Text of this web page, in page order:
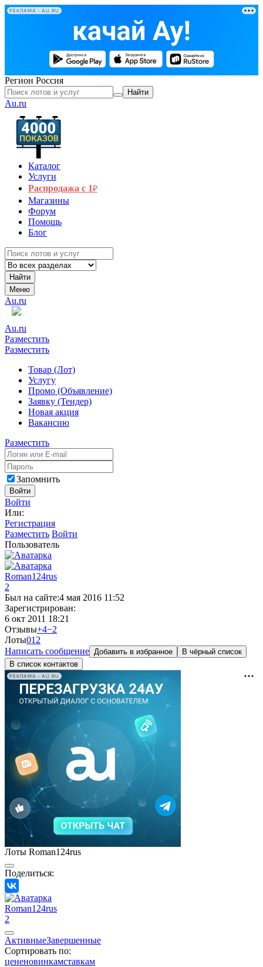
РЕКЛАМА • AU.RU
Регион Россия
Найти
Au.ru
Каталог
Услуги
Распродажа с 1₽
Магазины
Форум
Помощь
Блог
Найти
Меню
Au.ru
Au.ru
Разместить
Разместить
Товар (Лот)
Услугу
Промо (Объявление)
Заявку (Тендер)
Новая акция
Вакансию
Разместить
Запомнить
Войти
Войти
Или:
Регистрация
Разместить Войти
Пользователь
Roman124rus
2
Был на сайте:4 мая 2016 11:52
Зарегистрирован:
6 окт 2011 18:21
Отзывы+4−2
Лоты012
Написать сообщение Добавить в избранное
В чёрный список
В список контактов
РЕКЛАМА • AU.RU
Лоты Roman124rus
Поделиться:
Roman124rus
2
АктивныеЗавершенные
Сортировать по:
цененовинкамставкам